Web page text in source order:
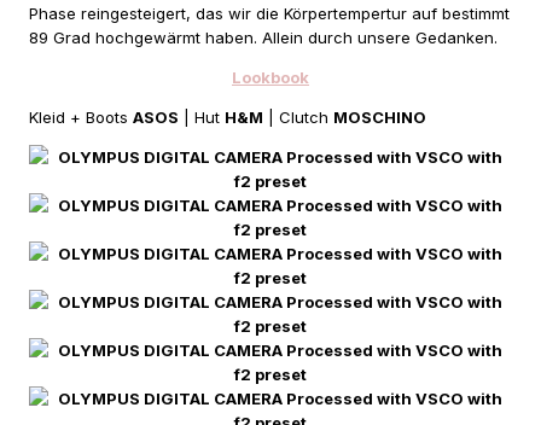
Phase reingesteigert, das wir die Körpertempertur auf bestimmt
89 Grad hochgewärmt haben. Allein durch unsere Gedanken.
Lookbook
Kleid + Boots ASOS | Hut H&M | Clutch MOSCHINO